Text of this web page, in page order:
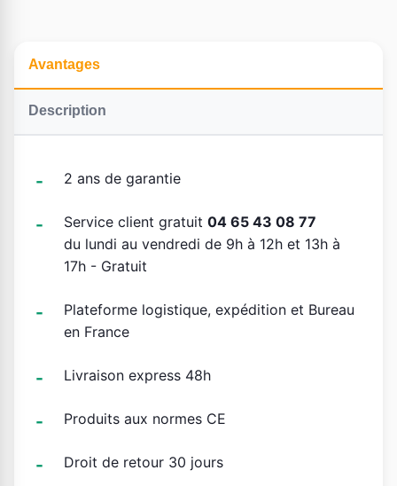
Avantages
Description
2 ans de garantie
Service client gratuit 04 65 43 08 77
du lundi au vendredi de 9h à 12h et 13h à
17h - Gratuit
Plateforme logistique, expédition et Bureau
en France
Livraison express 48h
Produits aux normes CE
Droit de retour 30 jours